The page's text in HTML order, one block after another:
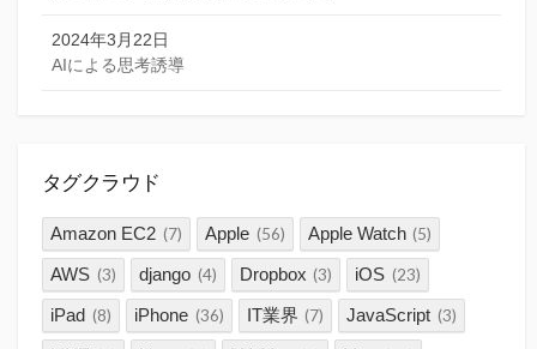
2024年3月22日
AIによる思考誘導
タグクラウド
Amazon EC2 (7) Apple (56) Apple Watch (5)
AWS (3) django (4) Dropbox (3) iOS (23)
iPad (8) iPhone (36) IT業界 (7) JavaScript (3)